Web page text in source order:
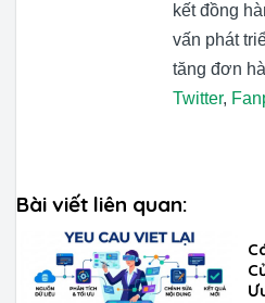
kết đồng
vấn phát
tăng đơn
Twitter,
Bài viết liên quan: